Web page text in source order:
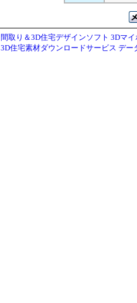
間取り＆3D住宅デザインソフト 3Dマ
3D住宅素材ダウンロードサービス デー